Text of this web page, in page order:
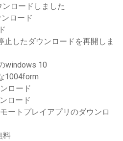
ロードしました
ロード
止したダウンロードを再開しま
windows 10
1004form
ロード
ロード
ートプレイアプリのダウンロ
料